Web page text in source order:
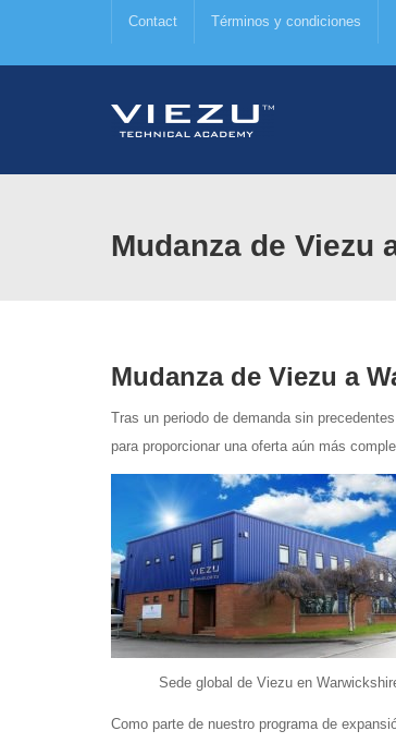
Contact Términos y condiciones
Mudanza de Viezu
Mudanza de Viezu a
Tras un periodo de demanda sin
para proporcionar una oferta aún más
Sede global de Viezu en
Como parte de nuestro programa de